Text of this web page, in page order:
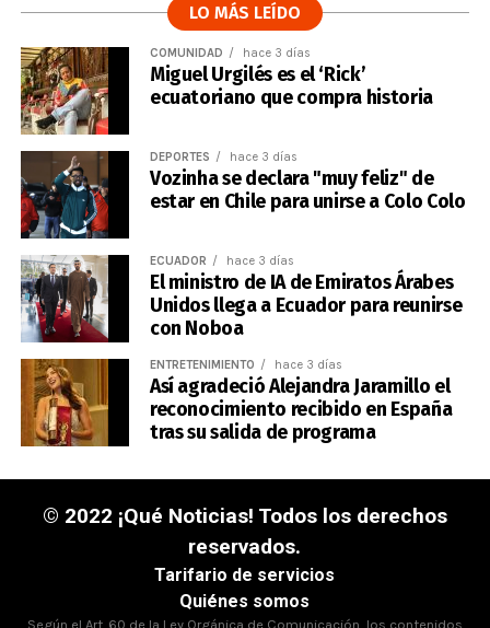
LO MÁS LEÍDO
COMUNIDAD hace 3 días
Miguel Urgilés es el ‘Rick’
ecuatoriano que compra historia
DEPORTES hace 3 días
Vozinha se declara "muy feliz" de
estar en Chile para unirse a Colo Colo
ECUADOR hace 3 días
El ministro de IA de Emiratos Árabes
Unidos llega a Ecuador para reunirse
con Noboa
ENTRETENIMIENTO hace 3 días
Así agradeció Alejandra Jaramillo el
reconocimiento recibido en España
tras su salida de programa
© 2022 ¡Qué Noticias! Todos los derechos
reservados.
Tarifario de servicios
Quiénes somos
Según el Art. 60 de la Ley Orgánica de Comunicación, los contenidos